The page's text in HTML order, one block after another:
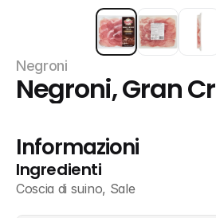
Negroni
Negroni, Gran
Informazioni
Ingredienti
Coscia di suino, Sale